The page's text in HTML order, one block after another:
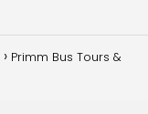
Primm Bus Tours &